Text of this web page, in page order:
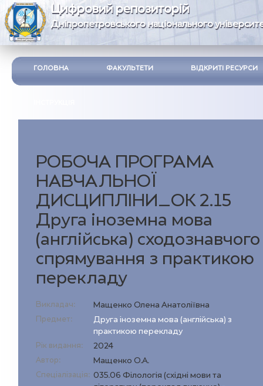
Цифровий репозиторій
Дніпропетровського національного
ГОЛОВНА ФАКУЛЬТЕТИ ВІДКРИТІ РЕСУРСИ
РОБОЧА ПРОГРАМА
НАВЧАЛЬНОЇ
ДИСЦИПЛІНИ_ОК 2.15
Друга іноземна мова
(англійська) сходознавчого
спрямування з практикою
перекладу
Викладач: Мащенко Олена Анатоліївна
Предмет:
Друга іноземна мова (англійська) з
практикою перекладу
Рік видання: 2024
Автор: Мащенко О.А.
Спеціалізація: 035.06 Філологія (східні мови та